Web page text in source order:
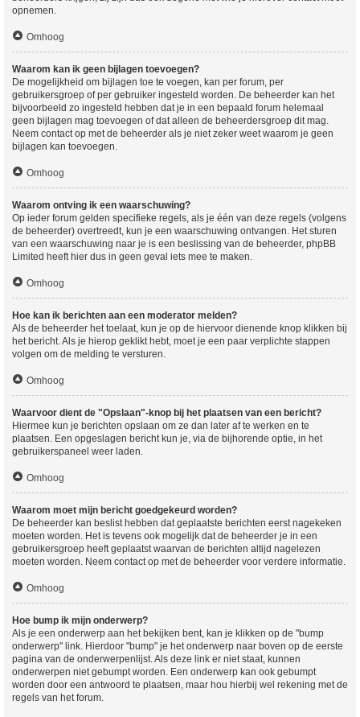
opnemen.
Omhoog
Waarom kan ik geen bijlagen toevoegen?
De mogelijkheid om bijlagen toe te voegen, kan per forum, per
gebruikersgroep of per gebruiker ingesteld worden. De beheerder kan het
bijvoorbeeld zo ingesteld hebben dat je in een bepaald forum helemaal
geen bijlagen mag toevoegen of dat alleen de beheerdersgroep dit mag.
Neem contact op met de beheerder als je niet zeker weet waarom je geen
bijlagen kan toevoegen.
Omhoog
Waarom ontving ik een waarschuwing?
Op ieder forum gelden specifieke regels, als je één van deze regels (volgens
de beheerder) overtreedt, kun je een waarschuwing ontvangen. Het sturen
van een waarschuwing naar je is een beslissing van de beheerder, phpBB
Limited heeft hier dus in geen geval iets mee te maken.
Omhoog
Hoe kan ik berichten aan een moderator melden?
Als de beheerder het toelaat, kun je op de hiervoor dienende knop klikken bij
het bericht. Als je hierop geklikt hebt, moet je een paar verplichte stappen
volgen om de melding te versturen.
Omhoog
Waarvoor dient de "Opslaan"-knop bij het plaatsen van een bericht?
Hiermee kun je berichten opslaan om ze dan later af te werken en te
plaatsen. Een opgeslagen bericht kun je, via de bijhorende optie, in het
gebruikerspaneel weer laden.
Omhoog
Waarom moet mijn bericht goedgekeurd worden?
De beheerder kan beslist hebben dat geplaatste berichten eerst nagekeken
moeten worden. Het is tevens ook mogelijk dat de beheerder je in een
gebruikersgroep heeft geplaatst waarvan de berichten altijd nagelezen
moeten worden. Neem contact op met de beheerder voor verdere informatie.
Omhoog
Hoe bump ik mijn onderwerp?
Als je een onderwerp aan het bekijken bent, kan je klikken op de "bump
onderwerp" link. Hierdoor "bump" je het onderwerp naar boven op de eerste
pagina van de onderwerpenlijst. Als deze link er niet staat, kunnen
onderwerpen niet gebumpt worden. Een onderwerp kan ook gebumpt
worden door een antwoord te plaatsen, maar hou hierbij wel rekening met de
regels van het forum.